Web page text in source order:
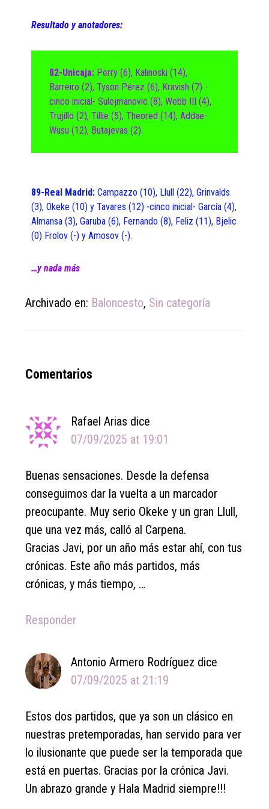
Resultado y anotadores:
82-Unicaja: Perry (6), Kalinoski (14),
Barreiro (2), Tyson Pérez (6), Kravish (7) -
cinco inicial- Sulejmanovic (8), Webb III (4),
Trujillo (2), Tillie (5), Theored (14), Addae-
Wusu (12), Butajevas (2).
89-Real Madrid: Campazzo (10), Llull (22), Grinvalds
(3), Okeke (10) y Tavares (12) -cinco inicial- García (4),
Almansa (3), Garuba (6), Fernando (8), Feliz (11), Bjelic
(0) Frolov (-) y Amosov (-).
…y nada más
Archivado en: Baloncesto, Sin categoría
Reader
Comentarios
Rafael Arias dice
07/09/2025 at 19:01
Buenas sensaciones. Desde la defensa
conseguimos dar la vuelta a un marcador
preocupante. Muy serio Okeke y un gran Llull,
que una vez más, calló al Carpena.
Gracias Javi, por un año más estar ahí, con tus
crónicas. Este año más partidos, más
crónicas, y más tiempo, …
Responder
Antonio Armero Rodríguez dice
07/09/2025 at 21:19
Estos dos partidos, que ya son un clásico en
nuestras pretemporadas, han servido para ver
lo ilusionante que puede ser la temporada que
está en puertas. Gracias por la crónica Javi.
Un abrazo grande y Hala Madrid siempre!!!